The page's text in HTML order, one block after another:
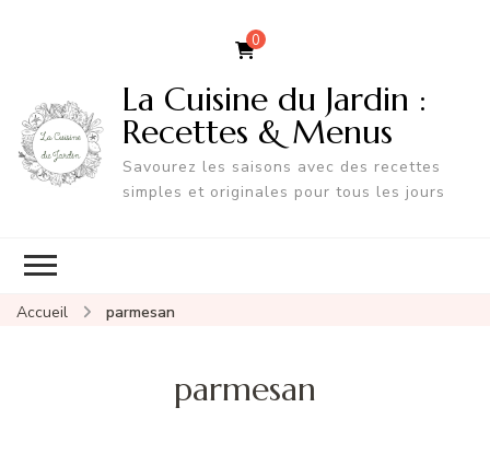
0
La Cuisine du Jardin :
Recettes & Menus
Savourez les saisons avec des recettes
simples et originales pour tous les jours
Accueil parmesan
parmesan